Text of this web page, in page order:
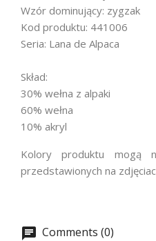
Wzór dominujący: zygzak
Kod produktu: 441006
Seria: Lana de Alpaca
Skład:
30% wełna z alpaki
60% wełna
10% akryl
Kolory produktu mogą
przedstawionych na
Comments (0)